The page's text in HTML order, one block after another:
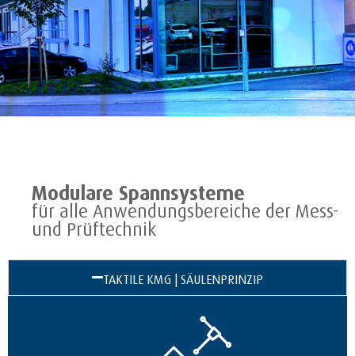
Modulare Spannsysteme
für alle Anwendungsbereiche der Mess-
und Prüftechnik
TAKTILE KMG | SÄULENPRINZIP